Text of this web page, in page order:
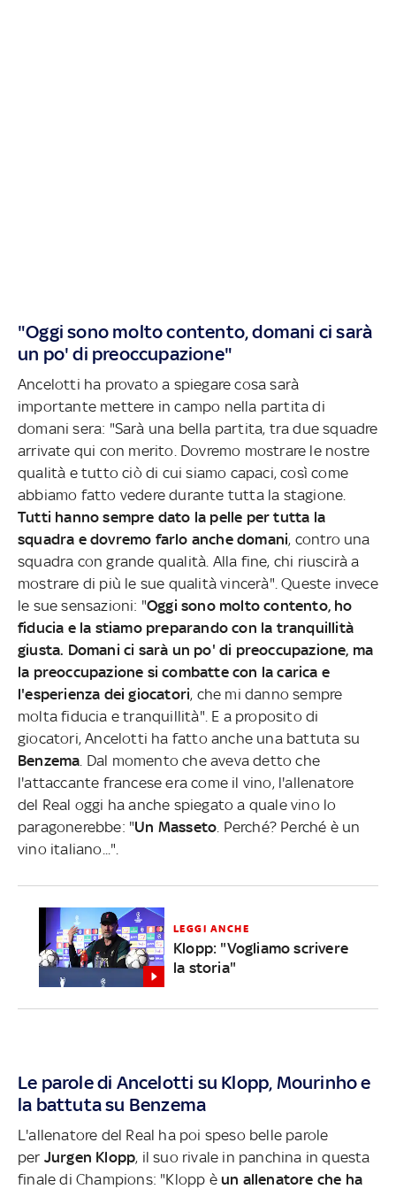
"Oggi sono molto contento, domani ci sarà
un po' di preoccupazione"
Ancelotti ha provato a spiegare cosa sarà
importante mettere in campo nella partita di
domani sera: "Sarà una bella partita, tra due squadre
arrivate qui con merito. Dovremo mostrare le nostre
qualità e tutto ciò di cui siamo capaci, così come
abbiamo fatto vedere durante tutta la stagione.
Tutti hanno sempre dato la pelle per tutta la
squadra e dovremo farlo anche domani, contro una
squadra con grande qualità. Alla fine, chi riuscirà a
mostrare di più le sue qualità vincerà". Queste invece
le sue sensazioni: "Oggi sono molto contento, ho
fiducia e la stiamo preparando con la tranquillità
giusta. Domani ci sarà un po' di preoccupazione, ma
la preoccupazione si combatte con la carica e
l'esperienza dei giocatori, che mi danno sempre
molta fiducia e tranquillità". E a proposito di
giocatori, Ancelotti ha fatto anche una battuta su
Benzema . Dal momento che aveva detto che
l'attaccante francese era come il vino, l'allenatore
del Real oggi ha anche spiegato a quale vino lo
paragonerebbe: "Un Masseto . Perché? Perché è un
vino italiano...".
LEGGI ANCHE
Klopp: "Vogliamo scrivere
la storia"
Le parole di Ancelotti su Klopp, Mourinho e
la battuta su Benzema
L'allenatore del Real ha poi speso belle parole
per Jurgen Klopp, il suo rivale in panchina in questa
finale di Champions: "Klopp è un allenatore che ha